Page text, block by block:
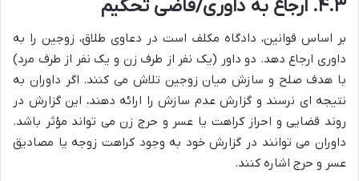
۴.۳. ارجاع به داوری/قاضی تحکیم
بر اساس قوانین، دادگاه مکلف است در دعاوی طلاق، زوجین را به
داوری ارجاع دهد. دو داور (یک نفر از طرف زن و یک نفر از طرف مرد)
با هدف صلح و سازش میان زوجین تلاش می کنند. اگر داوران به
نتیجه ای نرسند و گزارش عدم سازش را ارائه دهند، این گزارش در
روند قضایی و احراز کراهت یا عسر و حرج زن می تواند مؤثر باشد.
داوران می توانند در گزارش خود به وجود کراهت زوجه یا مصادیق
عسر و حرج اشاره کنند.